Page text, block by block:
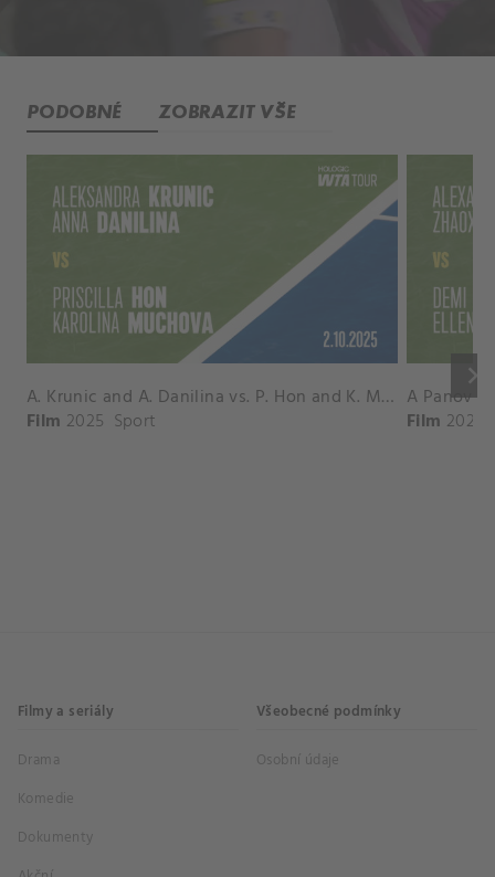
PODOBNÉ ZOBRAZIT VŠE
keyboard_arrow_right
A. Krunic and A. Danilina vs. P. Hon and K. Muchova Match Highlights - BEIJING_Capital Group Diamond ( October 02, 2025)
Film 2025 Sport Film 2026
Filmy a seriály
Drama
Komedie
Dokumenty
Všeobecné podmínky
Osobní údaje